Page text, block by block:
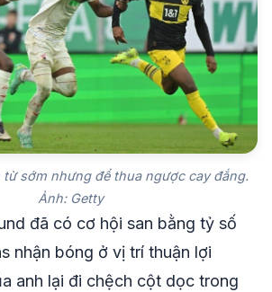
sớm nhưng để thua ngược cay đắng.
Ảnh: Getty
đã có cơ hội san bằng tỷ số
nhận bóng ở vị trí thuận lợi
anh lại đi chệch cột dọc trong